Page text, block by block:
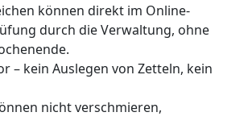
können direkt im Online-
durch die Verwaltung, ohne
kein Auslegen von Zetteln, kein
nicht verschmieren,